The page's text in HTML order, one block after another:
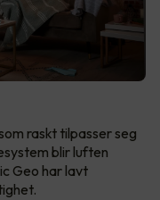
raskt tilpasser seg
blir luften
Geo har lavt